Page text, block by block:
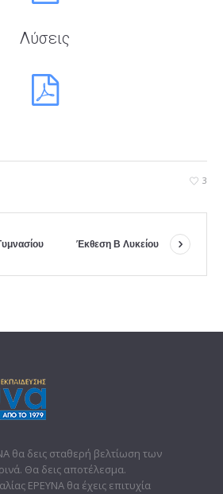
Λύσεις
3
Έκθεση Β Λυκείου
θα δεις σταθερή βελτίωση των
Θα δεις αποτέλεσμα.
ΕΡΕΥΝΑ θα έχεις επιτυχία